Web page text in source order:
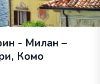
- Милан –
Комо